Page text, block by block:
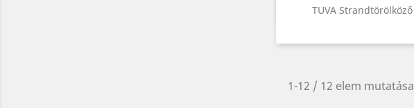
TUVA Strandtörölköző
Előnézet
1-12 / 12 elem mutatása